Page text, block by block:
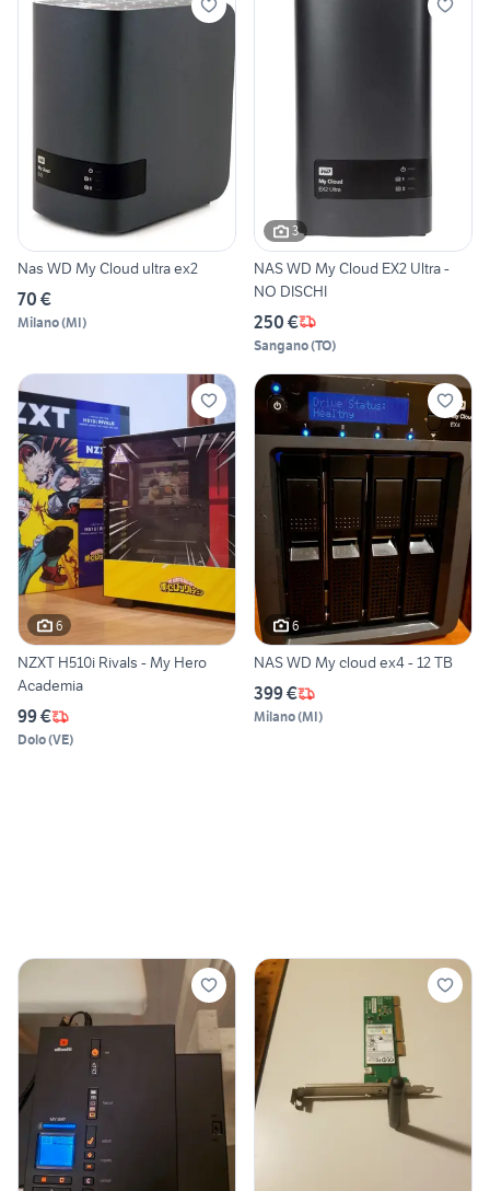
Nas WD My Cloud ultra ex2
70 €
Milano(MI)
3
NAS WD My Cloud EX2 Ultra -
NO DISCHI
250 €
Sangano(TO)
6
NZXT H510i Rivals - My Hero
Academia
99 €
Dolo(VE)
6
NAS WD My cloud ex4 - 12 TB
399 €
Milano(MI)